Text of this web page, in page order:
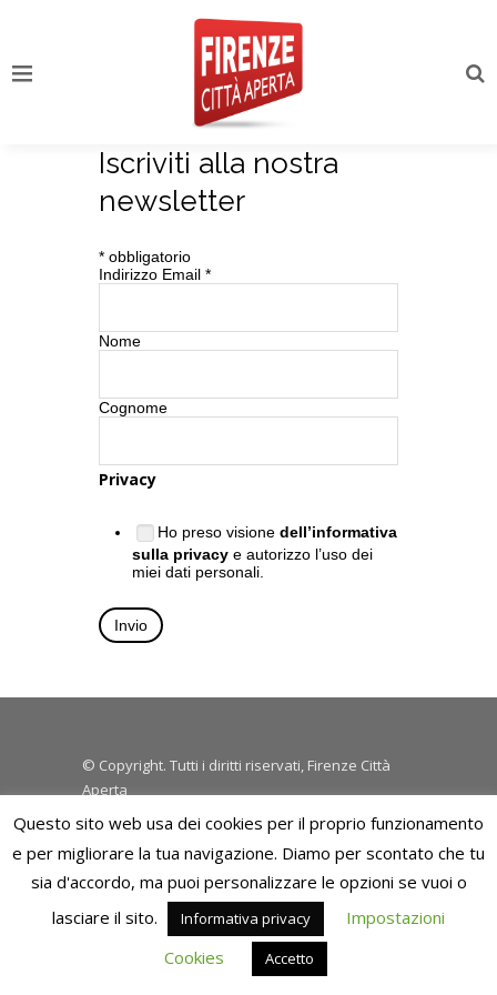
Iscriviti alla nostra
newsletter
* obbligatorio
Indirizzo Email *
Nome
Cognome
Privacy
Ho preso visione dell’informativa
sulla privacy e autorizzo l’uso dei
miei dati personali.
© Copyright. Tutti i diritti riservati, Firenze Città
Aperta
Questo sito web usa dei cookies per il proprio funzionamento
e per migliorare la tua navigazione. Diamo per scontato che tu
sia d'accordo, ma puoi personalizzare le opzioni se vuoi o
lasciare il sito.
Informativa privacy
Impostazioni
Cookies
Accetto